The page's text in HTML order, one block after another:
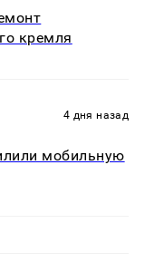
кремля
4 дня назад
мобильную